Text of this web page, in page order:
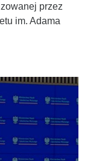
przez
im. Adama